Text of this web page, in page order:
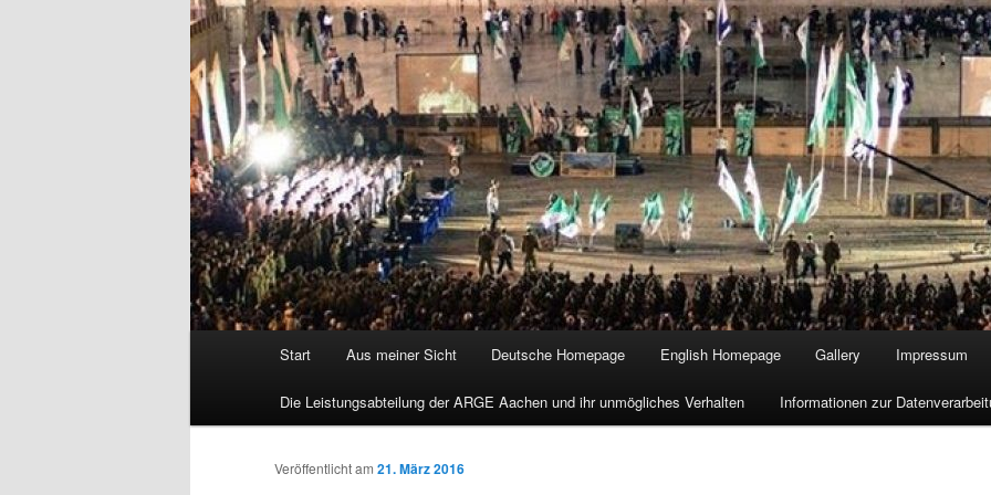
Start Aus meiner Sicht Deutsche Homepage English Homepage Gallery Impressum
Die Leistungsabteilung der ARGE Aachen und ihr unmögliches Verhalten Informationen zur
Veröffentlicht am 21. März 2016